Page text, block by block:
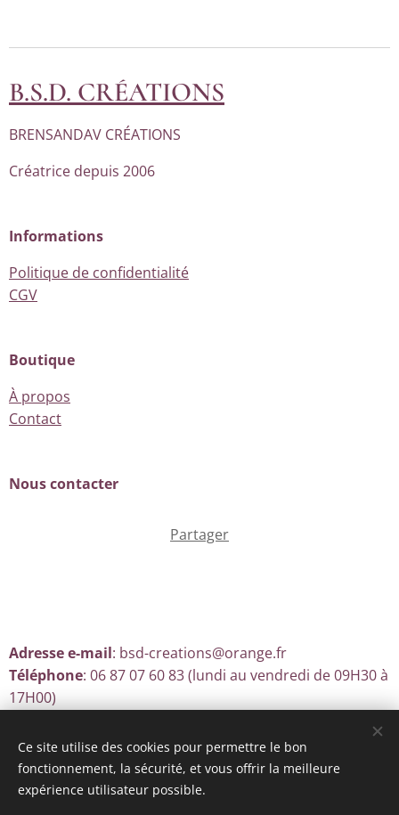
B.S.D. CRÉATIONS
BRENSANDAV CRÉATIONS
Créatrice depuis 2006
Informations
Politique de confidentialité
CGV
Boutique
À propos
Contact
Nous contacter
Partager
Adresse e-mail: bsd-creations@orange.fr
Téléphone: 06 87 07 60 83 (lundi au vendredi de 09H30 à
17H00)
Optimisé parWebnode Cookies
Ce site utilise des cookies pour permettre le bon
fonctionnement, la sécurité, et vous offrir la meilleure
expérience utilisateur possible.